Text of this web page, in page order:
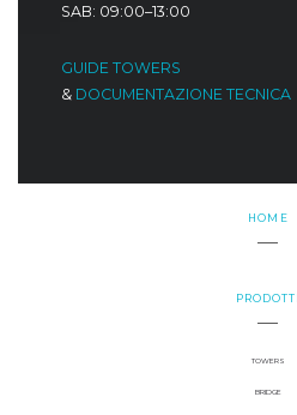
SAB: 09:00–13:00
GUIDE TOWERS
& DOCUMENTAZIONE TECNICA
HOME
PRODOTTI
TOWERS
BRIDGE